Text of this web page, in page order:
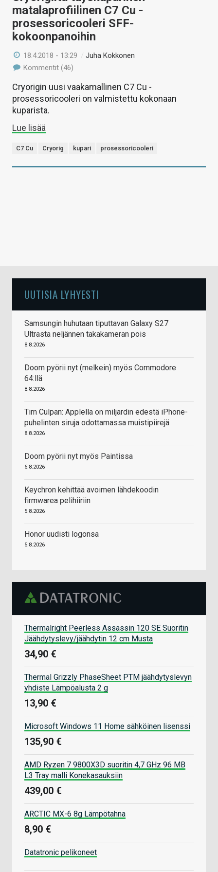
matalaprofiilinen C7 Cu -
prosessoricooleri SFF-
kokoonpanoihin
18.4.2018 - 13:29 /Juha Kokkonen
Kommentit (46)
Cryorigin uusi vaakamallinen C7 Cu -
prosessoricooleri on valmistettu kokonaan
kuparista.
Lue lisää
C7 Cu Cryorig kupari prosessoricooleri
UUTISIA LYHYESTI
Samsungin huhutaan tiputtavan Galaxy S27
Ultrasta neljännen takakameran pois
8.8.2026
Doom pyörii nyt (melkein) myös Commodore
64:llä
8.8.2026
Tim Culpan: Applella on miljardin edestä iPhone-
puhelinten siruja odottamassa muistipiirejä
8.8.2026
Doom pyörii nyt myös Paintissa
6.8.2026
Keychron kehittää avoimen lähdekoodin
firmwarea pelihiiriin
5.8.2026
Honor uudisti logonsa
5.8.2026
Thermalright Peerless Assassin 120 SE Suoritin
Jäähdytyslevy/jäähdytin 12 cm Musta
34,90 €
Thermal Grizzly PhaseSheet PTM jäähdytyslevyn
yhdiste Lämpöalusta 2 g
13,90 €
Microsoft Windows 11 Home sähköinen lisenssi
135,90 €
AMD Ryzen 7 9800X3D suoritin 4,7 GHz 96 MB
L3 Tray malli Konekasauksiin
439,00 €
ARCTIC MX-6 8g Lämpötahna
8,90 €
Datatronic pelikoneet